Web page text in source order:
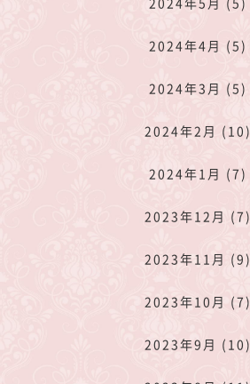
2024年4月 (5)
2024年3月 (5)
2024年2月 (10)
2024年1月 (7)
2023年12月 (7)
2023年11月 (9)
2023年10月 (7)
2023年9月 (10)